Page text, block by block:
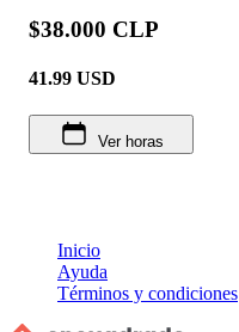
$38.000 CLP
41.99 USD
Ver horas
Inicio
Ayuda
Términos y condiciones